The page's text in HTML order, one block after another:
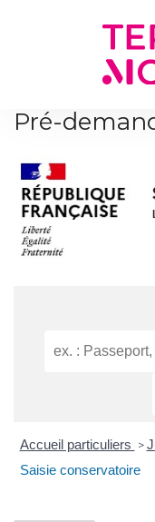
Pré-
Accueil particuliers >
Saisie conservatoire